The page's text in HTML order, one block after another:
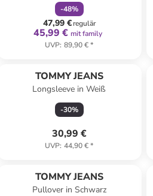
-48%
47,99 €regulär
45,99 € mit family
UVP: 89,90 €*
TOMMY JEANS
Longsleeve in Weiß
-30%
30,99 €
UVP: 44,90 €*
TOMMY JEANS
Pullover in Schwarz